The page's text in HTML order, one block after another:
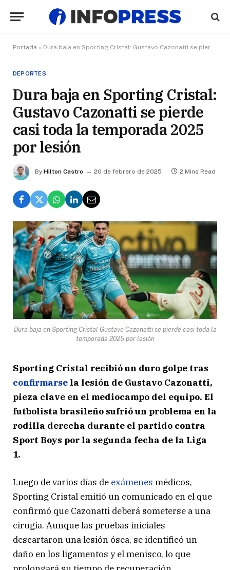
Portada » Dura baja en Sporting Cristal: Gustavo Cazonatti se pierde casi toda la temporada 2025 por lesión
DEPORTES
Dura baja en Sporting Cristal:
Gustavo Cazonatti se pierde
casi toda la temporada 2025
por lesión
By Hilton Castro 20 de febrero de 2025 2 Mins Read
Dura baja en Sporting Cristal Gustavo Cazonatti se pierde casi toda la
temporada 2025 por lesión
Sporting Cristal recibió un duro golpe tras
confirmarse la lesión de Gustavo Cazonatti,
pieza clave en el mediocampo del equipo. El
futbolista brasileño sufrió un problema en la
rodilla derecha durante el partido contra
Sport Boys por la segunda fecha de la Liga
1.
Luego de varios días de exámenes médicos,
Sporting Cristal emitió un comunicado en el que
confirmó que Cazonatti deberá someterse a una
cirugía. Aunque las pruebas iniciales
descartaron una lesión ósea, se identificó un
daño en los ligamentos y el menisco, lo que